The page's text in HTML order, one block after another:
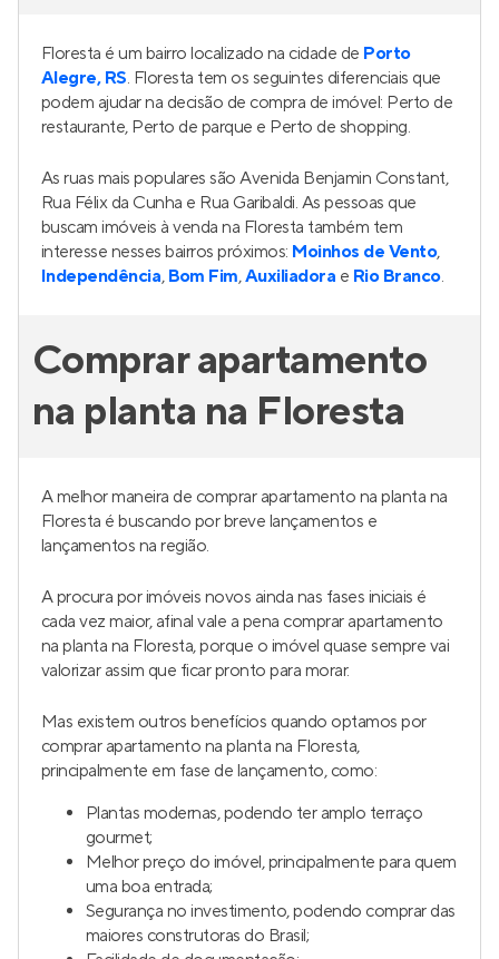
Ubá
Lançamento
Porto Alegre
178 a 331 m²
3 e 4
R$ 3.100.000
Avora
Lançamento na Bela Vista
Porto Alegre
165 e 249 m²
3
3
2 e 3
Venda a partir de